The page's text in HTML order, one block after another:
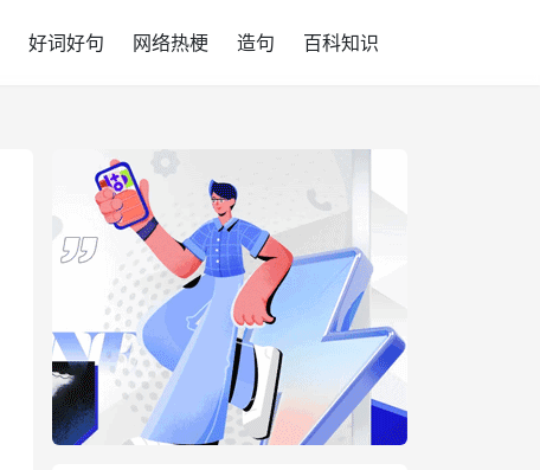
好词好句 网络热梗 造句 百科知识